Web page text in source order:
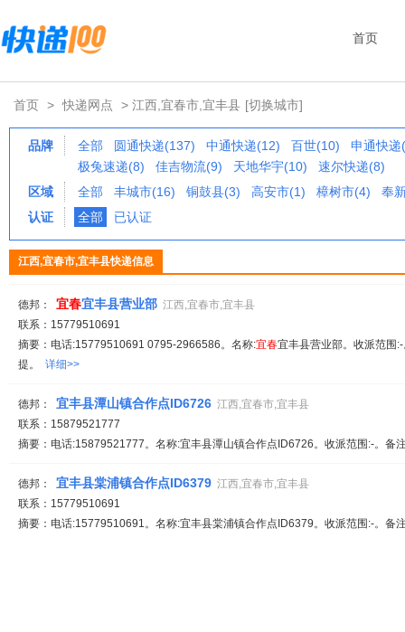
首页
首页 > 快递网点 > 江西,宜春市,宜丰县 [切换城市]
品牌 全部 圆通快递(137) 中通快递(12) 百世(10)
申通快递
极兔速递(8)
佳吉物流(9) 天地华宇(10)
速尔快递(8)
区域
全部 丰城市(16) 铜鼓县(3) 高安市(1) 樟树市(4)
奉
认证
全部 已认证
江西,宜春市,宜丰县快递信息
德邦： 宜春宜丰县营业部 江西,宜春市,宜丰县
联系：15779510691
摘要：电话:15779510691 0795-2966586。名称:宜春宜丰县营业部。收派范围
提。 详细>>
德邦： 宜丰县潭山镇合作点ID6726 江西,宜春市,宜丰县
联系：15879521777
摘要：电话:15879521777。名称:宜丰县潭山镇合作点ID6726。收派范围:-。备
德邦： 宜丰县棠浦镇合作点ID6379 江西,宜春市,宜丰县
联系：15779510691
摘要：电话:15779510691。名称:宜丰县棠浦镇合作点ID6379。收派范围:-。备